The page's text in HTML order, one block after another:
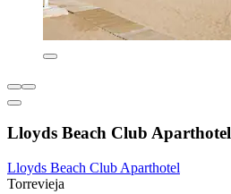
Lloyds Beach Club Aparthotel
Lloyds Beach Club Aparthotel
Torrevieja